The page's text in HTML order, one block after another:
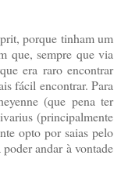
porque tinham um
que, sempre que via
era raro encontrar
fácil encontrar. Para
(que pena ter
(principalmente
opto por saias pelo
andar à vontade